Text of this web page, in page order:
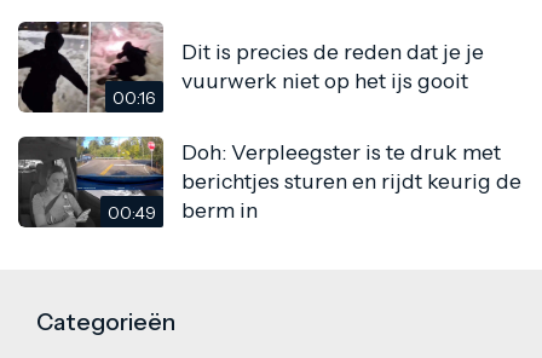
00:16
Dit is precies de reden dat je je
vuurwerk niet op het ijs gooit
00:49
Doh: Verpleegster is te druk met
berichtjes sturen en rijdt keurig de
berm in
Categorieën